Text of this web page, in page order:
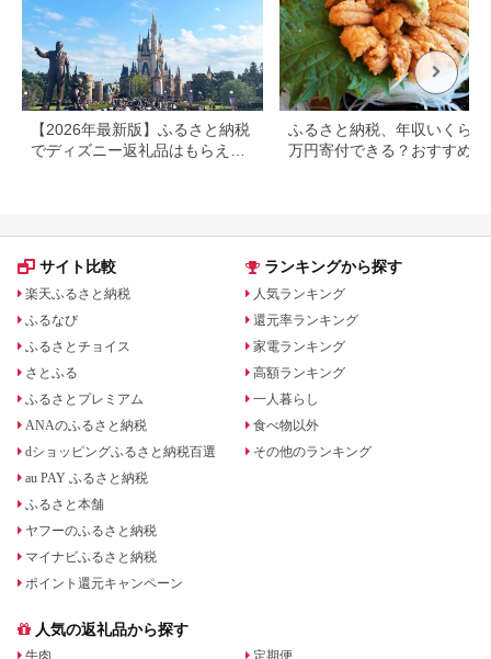
【2026年最新版】ふるさと納税
でディズニー返礼品はもらえ
ふるさと納税、年収いくらで
万円寄付できる？おすすめ返
サイト比較
楽天ふるさと納税
ふるなび
ふるさとチョイス
さとふる
ふるさとプレミアム
ANAのふるさと納税
dショッピングふるさと納税百選
au PAY ふるさと納税
ふるさと本舗
ヤフーのふるさと納税
マイナビふるさと納税
ポイント還元キャンペーン
ランキングから探す
人気ランキング
還元率ランキング
家電ランキング
高額ランキング
一人暮らし
食べ物以外
その他のランキング
人気の返礼品から探す
牛肉
定期便